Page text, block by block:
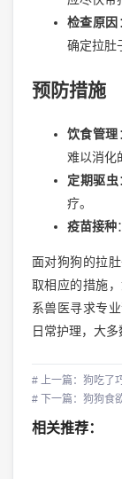
检查原因
确定拉肚
预防措施
饮食管理
难以消化
定期驱虫
疗。
疫苗接种
面对狗狗的拉
取相应的措施
系兽医寻求专
日常护理，大
# 上一篇：狗吃了
# 下一篇：狗狗食
相关推荐：